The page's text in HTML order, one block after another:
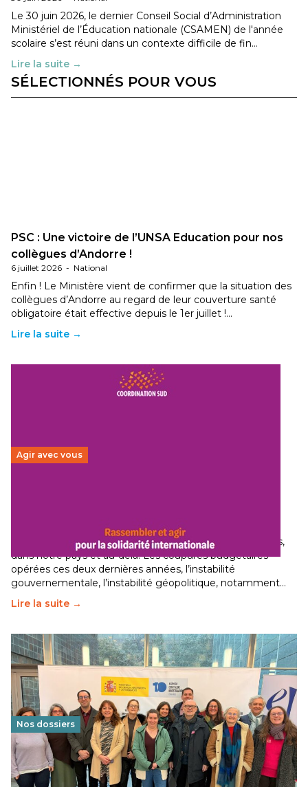
Le 30 juin 2026, le dernier Conseil Social d’Administration
Ministériel de l’Éducation nationale (CSAMEN) de l'année
scolaire s’est réuni dans un contexte difficile de fin…
Lire la suite →
SÉLECTIONNÉS POUR VOUS
PSC : Une victoire de l’UNSA Education pour nos
collègues d’Andorre !
6 juillet 2026 - National
Enfin ! Le Ministère vient de confirmer que la situation des
collègues d’Andorre au regard de leur couverture santé
obligatoire était effective depuis le 1er juillet !…
Lire la suite →
Agir avec vous
Le secteur humanitaire connaît des difficultés profondes,
dans notre pays et au-delà. Les coupures budgétaires
opérées ces deux dernières années, l’instabilité
gouvernementale, l’instabilité géopolitique, notamment…
Lire la suite →
Nos dossiers
Éducation au vivre-ensemble : un échange croisé
franco-espagnol pour changer d’approche